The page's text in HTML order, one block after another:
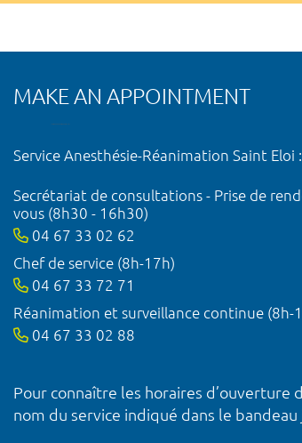
MAKE AN APPOINTMENT
Service Anesthésie-Réanimation Saint Eloi :
Secrétariat de consultations - Prise de
vous (8h30 - 16h30)
04 67 33 02 62
Chef de service (8h-17h)
04 67 33 72 71
Réanimation et surveillance continue (8h-
04 67 33 02 88
Pour connaître les horaires d’ouverture
nom du service indiqué dans le bandeau